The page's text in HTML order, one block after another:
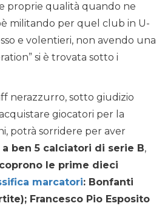
proprie qualità quando ne
militando per quel club in U-
e volentieri, non avendo una
si è trovata sotto i
nerazzurro, sotto giudizio
giocatori per la
potrà sorridere per aver
ben 5 calciatori di serie B,
le prime dieci
marcatori: Bonfanti
Francesco Pio Esposito